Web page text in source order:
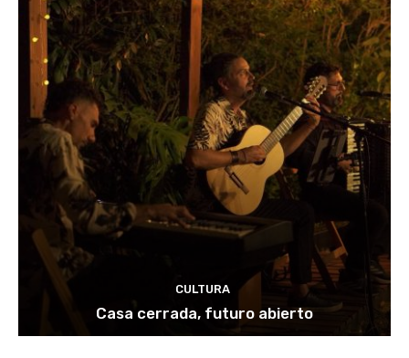
CULTURA
Casa cerrada, futuro abierto